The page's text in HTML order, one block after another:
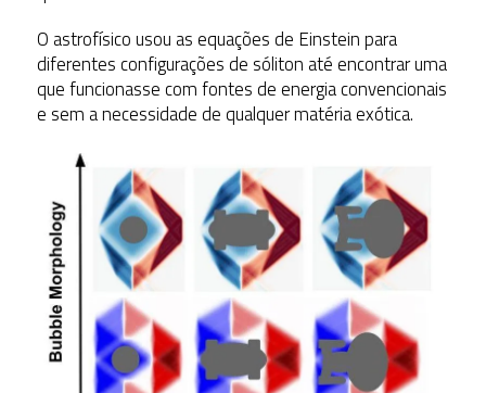
O astrofísico usou as equações de Einstein para
diferentes configurações de sóliton até encontrar uma
que funcionasse com fontes de energia convencionais
e sem a necessidade de qualquer matéria exótica.